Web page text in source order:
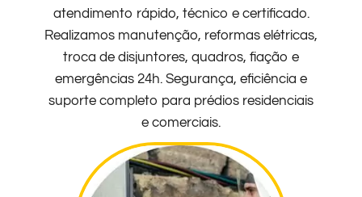
atendimento rápido, técnico e certificado.
Realizamos manutenção, reformas elétricas,
troca de disjuntores, quadros, fiação e
emergências 24h. Segurança, eficiência e
suporte completo para prédios residenciais
e comerciais.